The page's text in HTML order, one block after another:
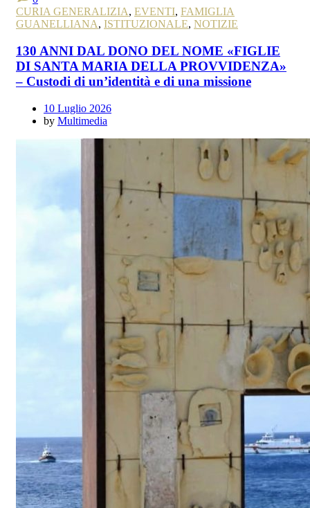
CURIA GENERALIZIA, EVENTI, FAMIGLIA
GUANELLIANA, ISTITUZIONALE, NOTIZIE
130 ANNI DAL DONO DEL NOME «FIGLIE
DI SANTA MARIA DELLA PROVVIDENZA»
– Custodi di un’identità e di una missione
10 Luglio 2026
by Multimedia